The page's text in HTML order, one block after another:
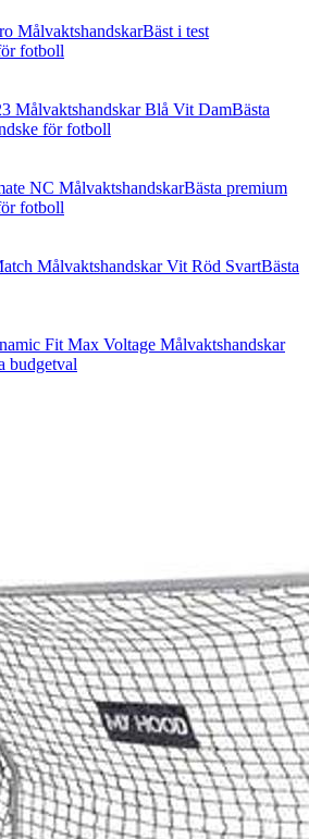
MålvaktshandskarBäst i test
fotboll
Målvaktshandskar Blå Vit DamBästa
för fotboll
NC MålvaktshandskarBästa premium
fotboll
Målvaktshandskar Vit Röd SvartBästa
Fit Max Voltage Målvaktshandskar
budgetval